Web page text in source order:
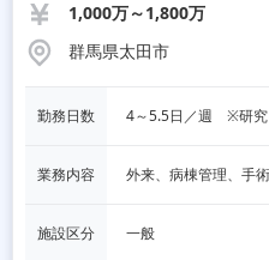
1,000万～1,800万
群馬県太田市
勤務日数 4～5.5日／週　※研
業務内容 外来、病棟管理、手術
施設区分 一般